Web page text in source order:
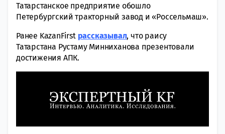
Татарстанское предприятие обошло
Петербургский тракторный завод и «Россельмаш».
Ранее KazanFirst рассказывал, что раису
Татарстана Рустаму Минниханова презентовали
достижения АПК.